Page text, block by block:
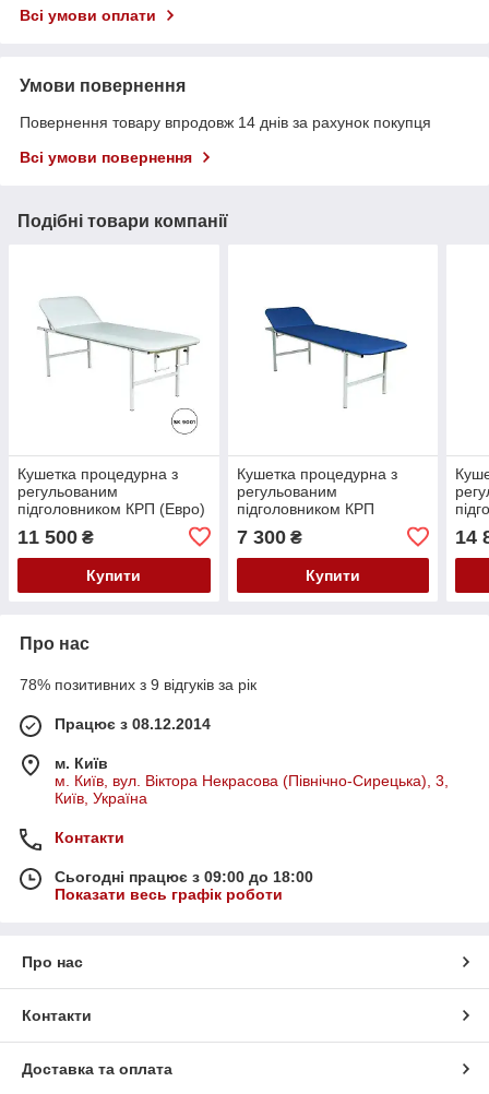
Всі умови оплати
Умови повернення
Повернення товару впродовж 14 днів за рахунок покупця
Всі умови повернення
Подібні товари компанії
Кушетка процедурна з
регульованим
підголовником КРП (Евро)
11 500 ₴
Купити
Кушетка процедурна з
регульованим
підголовником КРП
Бежевий, голубий, синій
(ЕК)
7 300₴
Купити
(ЕК)
14
Про нас
78% позитивних з 9 відгуків за рік
Працює з 08.12.2014
м. Київ
м. Київ, вул. Віктора Некрасова (Північно-Сирецька), 3,
Київ, Україна
Контакти
Сьогодні працює з 09:00 до 18:00
Показати весь графік роботи
Про нас
Контакти
Доставка та оплата